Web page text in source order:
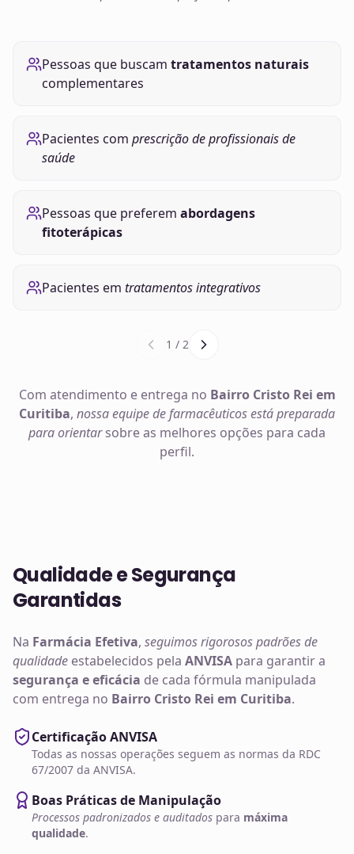
Pessoas que buscam tratamentos naturais
complementares
Pacientes com prescrição de profissionais de
saúde
Pessoas que preferem abordagens
fitoterápicas
Pacientes em tratamentos integrativos
1 / 2
Com atendimento e entrega no Bairro Cristo Rei em
Curitiba, nossa equipe de farmacêuticos está preparada
para orientarsobre as melhores opções para cada
perfil.
Qualidade e Segurança
Garantidas
Na Farmácia Efetiva, seguimos rigorosos padrões de
qualidade estabelecidos pela ANVISA para garantir a
segurança e eficácia de cada fórmula manipulada
com entrega no Bairro Cristo Rei em Curitiba.
Certificação ANVISA
Todas as nossas operações seguem as normas da RDC
67/2007 da ANVISA.
Boas Práticas de Manipulação
Processos padronizados e auditados para máxima
qualidade.